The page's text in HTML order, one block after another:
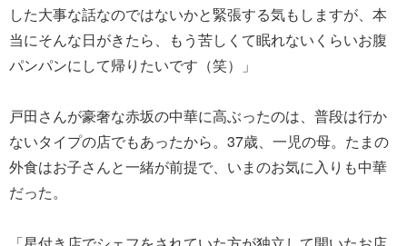
した大事な話なのではないかと緊張する気もしますが、本
当にそんな日がきたら、もう苦しくて眠れないくらいお腹
パンパンにして帰りたいです（笑）」
戸田さんが豪奢な赤坂の中華に高ぶったのは、普段は行か
ないタイプの店でもあったから。37歳、一児の母。たまの
外食はお子さんと一緒が前提で、いまのお気に入りも中華
だった。